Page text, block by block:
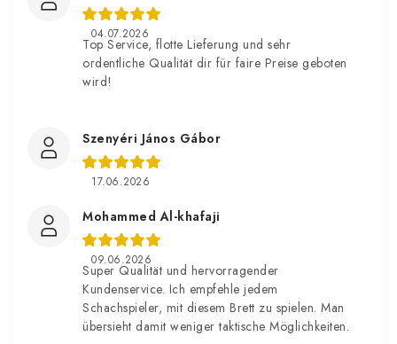
04.07.2026
Top Service, flotte Lieferung und sehr
ordentliche Qualität dir für faire Preise geboten
wird!
Szenyéri János Gábor
17.06.2026
Mohammed Al-khafaji
09.06.2026
Super Qualität und hervorragender
Kundenservice. Ich empfehle jedem
Schachspieler, mit diesem Brett zu spielen. Man
übersieht damit weniger taktische Möglichkeiten.